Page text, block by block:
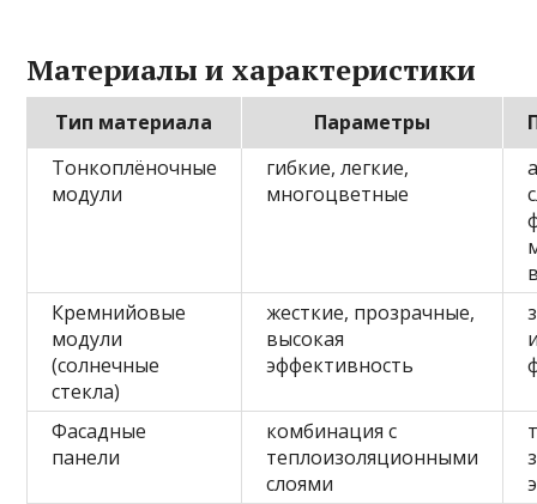
Материалы и характеристики
Тип материала Параметры
Тонкоплёночные
модули
гибкие, легкие,
многоцветные
Кремнийовые
модули
(солнечные
стекла)
жесткие, прозрачные,
высокая
эффективность
Фасадные
панели
комбинация с
теплоизоляционными
слоями